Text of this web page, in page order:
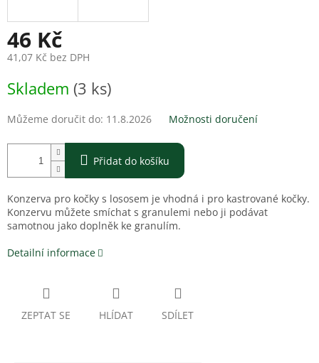
46 Kč
41,07 Kč bez DPH
cena:
Skladem (3 ks)
Můžeme doručit do: 11.8.2026 Možnosti doručení
Přidat do košíku
Konzerva pro kočky s lososem je vhodná i pro kastrované kočky.
Konzervu můžete smíchat s granulemi nebo ji podávat
samotnou jako doplněk ke granulím.
Detailní informace
ZEPTAT SE HLÍDAT SDÍLET